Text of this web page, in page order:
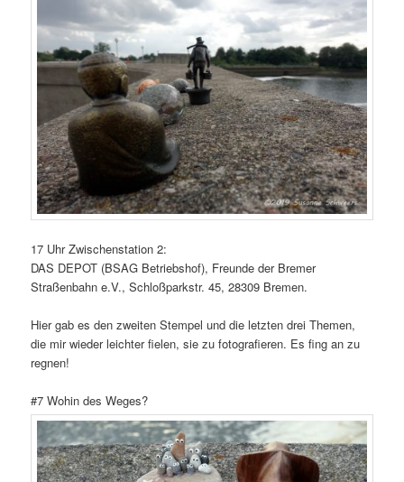
17 Uhr Zwischenstation 2:
DAS DEPOT (BSAG Betriebshof), Freunde der Bremer
Straßenbahn e.V., Schloßparkstr. 45, 28309 Bremen.
Hier gab es den zweiten Stempel und die letzten drei Themen,
die mir wieder leichter fielen, sie zu fotografieren. Es fing an zu
regnen!
#7 Wohin des Weges?